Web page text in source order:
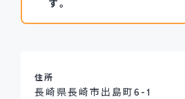
す。
住所
長崎県長崎市出島町6-1